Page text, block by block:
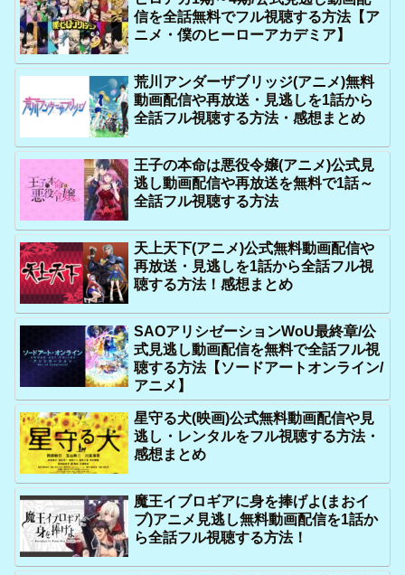
信を全話無料でフル視聴する方法【ア
ニメ・僕のヒーローアカデミア】
荒川アンダーザブリッジ(アニメ)無料
動画配信や再放送・見逃しを1話から
全話フル視聴する方法・感想まとめ
王子の本命は悪役令嬢(アニメ)公式見
逃し動画配信や再放送を無料で1話～
全話フル視聴する方法
天上天下(アニメ)公式無料動画配信や
再放送・見逃しを1話から全話フル視
聴する方法！感想まとめ
SAOアリシゼーションWoU最終章/公
式見逃し動画配信を無料で全話フル視
聴する方法【ソードアートオンライン/
アニメ】
星守る犬(映画)公式無料動画配信や見
逃し・レンタルをフル視聴する方法・
感想まとめ
魔王イブロギアに身を捧げよ(まおイ
ブ)アニメ見逃し無料動画配信を1話か
ら全話フル視聴する方法！